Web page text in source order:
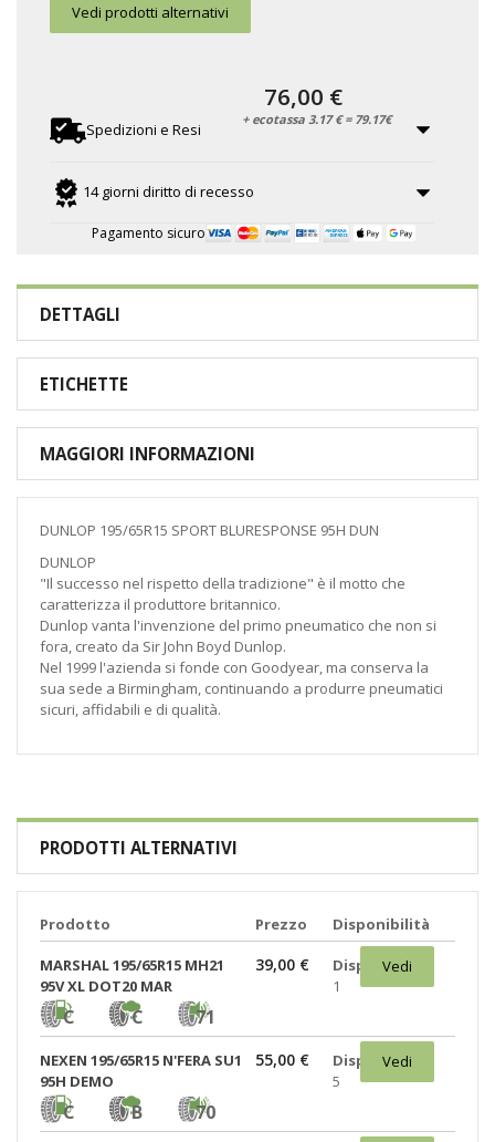
Vedi prodotti alternativi
Spedizioni e Resi
14 giorni diritto di recesso
Pagamento sicuro
76,00 €
+ ecotassa 3.17 € = 79.17€
DETTAGLI
ETICHETTE
MAGGIORI INFORMAZIONI
DUNLOP 195/65R15 SPORT BLURESPONSE 95H DUN
DUNLOP
"Il successo nel rispetto della tradizione" è il motto che
caratterizza il produttore britannico.
Dunlop vanta l'invenzione del primo pneumatico che non si
fora, creato da Sir John Boyd Dunlop.
Nel 1999 l'azienda si fonde con Goodyear, ma conserva la
sua sede a Birmingham, continuando a produrre pneumatici
sicuri, affidabili e di qualità.
PRODOTTI ALTERNATIVI
Prodotto Prezzo Disponibilità
MARSHAL 195/65R15 MH21
95V XL DOT20 MAR
C C 71
39,00 €
Disponibili:
1
Vedi
NEXEN 195/65R15 N'FERA SU1
95H DEMO
C B 70
55,00 €
Disponibili:
5
Vedi